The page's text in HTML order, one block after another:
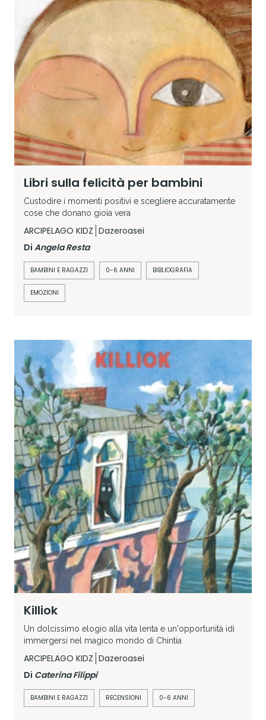
Libri sulla felicità per bambini
Custodire i momenti positivi e scegliere accuratamente
cose che donano gioia vera
ARCIPELAGO KIDZ Dazeroasei
Di Angela Resta
BAMBINI E RAGAZZI 0-6 ANNI BIBLIOGRAFIA
EMOZIONI
Killiok
Un dolcissimo elogio alla vita lenta e un'opportunità idi
immergersi nel magico mondo di Chintia
ARCIPELAGO KIDZ Dazeroasei
Di Caterina Filippi
BAMBINI E RAGAZZI RECENSIONI 0-6 ANNI